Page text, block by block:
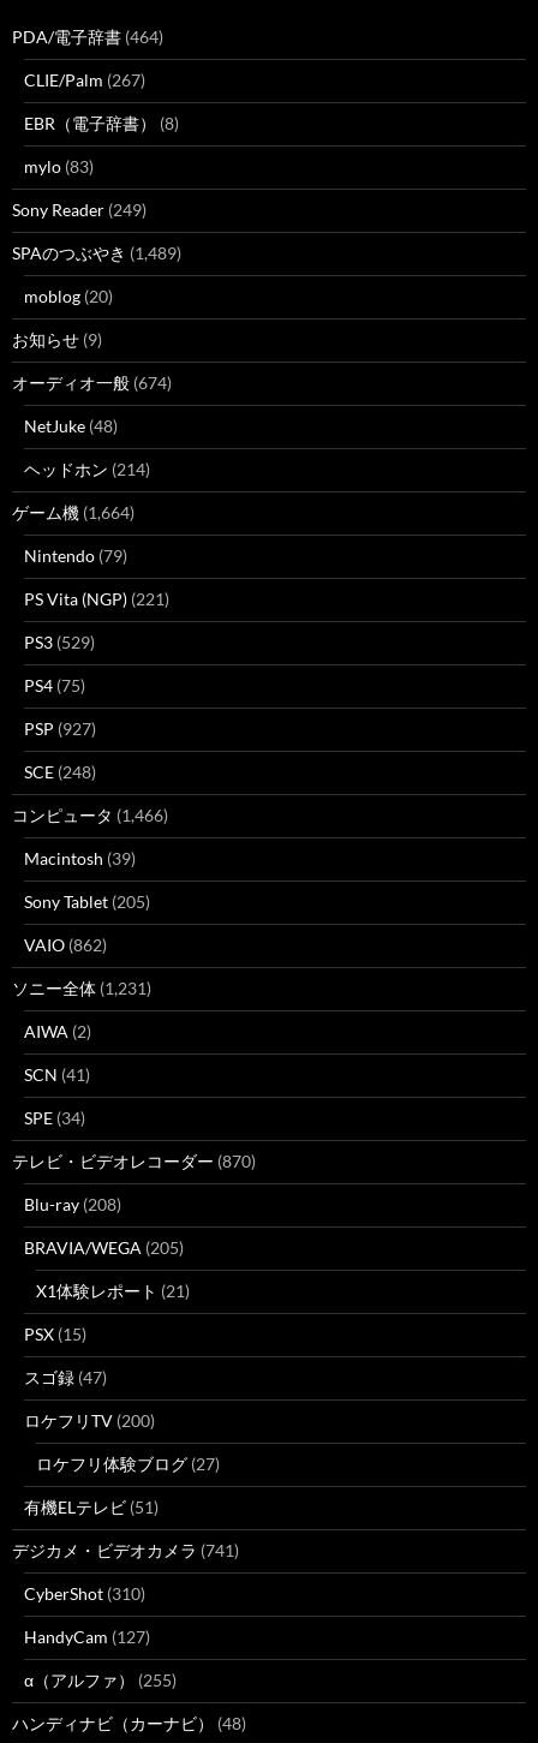
PDA/電子辞書 (464)
CLIE/Palm (267)
EBR（電子辞書） (8)
mylo (83)
Sony Reader (249)
SPAのつぶやき (1,489)
moblog (20)
お知らせ (9)
オーディオ一般 (674)
NetJuke (48)
ヘッドホン (214)
ゲーム機 (1,664)
Nintendo (79)
PS Vita (NGP) (221)
PS3 (529)
PS4 (75)
PSP (927)
SCE (248)
コンピュータ (1,466)
Macintosh (39)
Sony Tablet (205)
VAIO (862)
ソニー全体 (1,231)
AIWA (2)
SCN (41)
SPE (34)
テレビ・ビデオレコーダー (870)
Blu-ray (208)
BRAVIA/WEGA (205)
X1体験レポート (21)
PSX (15)
スゴ録 (47)
ロケフリTV (200)
ロケフリ体験ブログ (27)
有機ELテレビ (51)
デジカメ・ビデオカメラ (741)
CyberShot (310)
HandyCam (127)
α（アルファ） (255)
ハンディナビ（カーナビ） (48)